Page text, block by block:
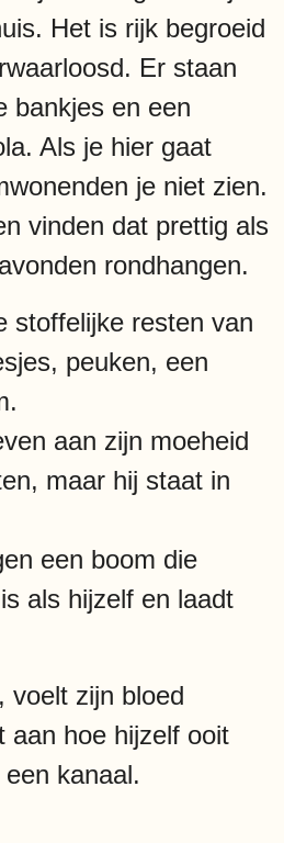
Het is rijk begroeid
Er staan
bankjes en een
Als je hier gaat
je niet zien.
vinden dat prettig als
rondhangen.
stoffelijke resten van
peuken, een
aan zijn moeheid
maar hij staat in
een boom die
als hijzelf en laadt
voelt zijn bloed
aan hoe hijzelf ooit
kanaal.